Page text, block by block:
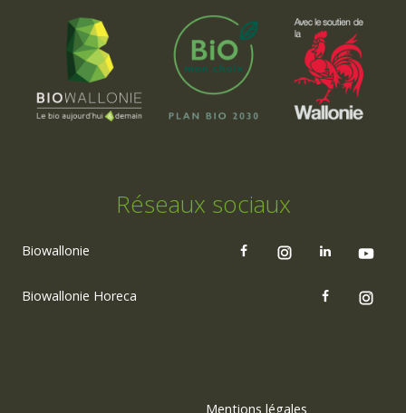
Réseaux sociaux
Biowallonie
Biowallonie Horeca
Mentions légales